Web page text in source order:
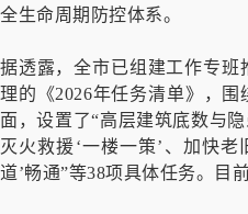
全生命周期防控体系。
据透露，全市已组建工作专
理的《2026年任务清单》，
面，设置了“高层建筑底数与
灭火救援‘一楼一策’、加快
道’畅通”等38项具体任务。目